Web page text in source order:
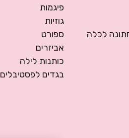
לכלה
פיגמות
גוזיות
ספורט
אביזרים
כותנות לילה
בגדים לפסטיבלים